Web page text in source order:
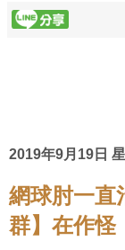
2019年9月19日
網球肘一直
群】在作怪